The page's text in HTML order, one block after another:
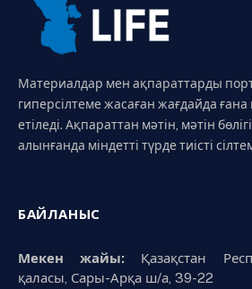
Материалдар мен ақпараттарды
гиперсілтеме жасаған жағдайда ғана
етіледі. Ақпараттан мәтін, мәтін
алынғанда міндетті түрде тиісті
БАЙЛАНЫС
Мекен жайы:Қазақстан
қаласы, Сары-Арқа ш/а, 39-22